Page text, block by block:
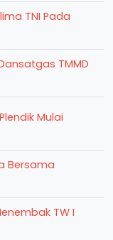
TNI Pada
TMMD
Mulai
Bersama
TW I